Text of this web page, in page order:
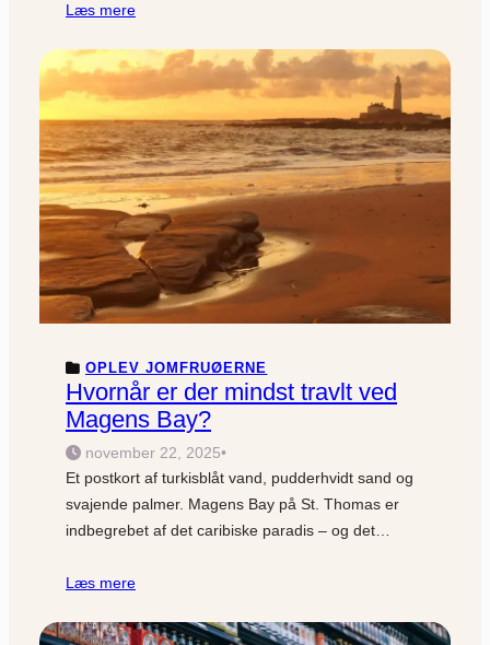
Læs mere
OPLEV JOMFRUØERNE
Hvornår er der mindst travlt ved
Magens Bay?
november 22, 2025•
Et postkort af turkisblåt vand, pudderhvidt sand og
svajende palmer. Magens Bay på St. Thomas er
indbegrebet af det caribiske paradis – og det…
Læs mere